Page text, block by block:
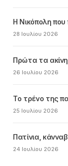
Η Νικόπολη
28 Ιουλίου 2026
Πρώτα τα
26 Ιουλίου 2026
Το τρένο της
25 Ιουλίου 2026
Πατίνια,
24 Ιουλίου 2026